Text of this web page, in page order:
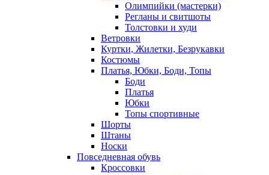
Олимпийки (мастерки)
Регланы и свитшоты
Толстовки и худи
Ветровки
Куртки, Жилетки, Безрукавки
Костюмы
Платья, Юбки, Боди, Топы
Боди
Платья
Юбки
Топы спортивные
Шорты
Штаны
Носки
Повседневная обувь
Кроссовки